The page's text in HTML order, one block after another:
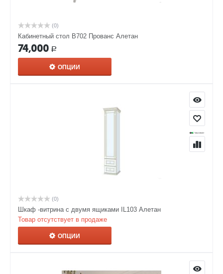
(0)
Кабинетный стол В702 Прованс Алетан
74,000 Р
ОПЦИИ
(0)
Шкаф -витрина с двумя ящиками IL103 Алетан
Товар отсутствует в продаже
ОПЦИИ